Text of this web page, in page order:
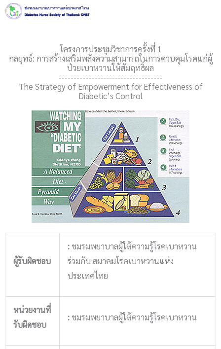
Skip
โครงการประชุมวิชาการครั้งที่ 1
กลยุทธ์: การสร้างเสริมพลังความสามารถในการควบคุมโรคแก่ผู้
ป่วยเบาหวานให้สัมฤทธิ์ผล
-----------------------------------
The Strategy of Empowerment for Effectiveness of
Diabetic’s Control
ผู้รับผิดชอบ
:ชมรมพยาบาลผู้ให้ความรู้โรคเบาหวาน
ร่วมกับ สมาคมโรคเบาหวานแห่ง
ประเทศไทย
หน่วยงานที่
รับผิดชอบ
:ชมรมพยาบาลผู้ให้ความรู้โรคเบาหวาน